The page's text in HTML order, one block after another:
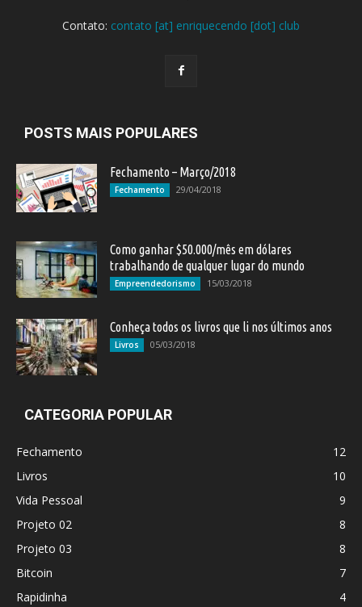
Contato: contato [at] enriquecendo [dot] club
POSTS MAIS POPULARES
Fechamento – Março/2018
Fechamento 29/04/2018
Como ganhar $50.000/mês em dólares
trabalhando de qualquer lugar do mundo
Empreendedorismo 15/03/2018
Conheça todos os livros que li nos últimos anos
Livros 05/03/2018
CATEGORIA POPULAR
Fechamento
12
Livros
10
Vida Pessoal
9
Projeto 02
8
Projeto 03
8
Bitcoin
7
Rapidinha
4